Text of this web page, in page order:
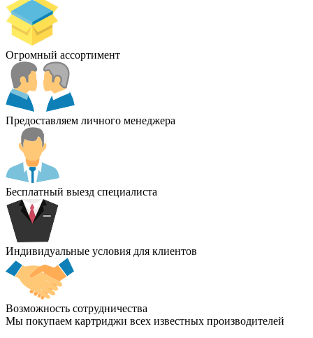
Огромный ассортимент
Предоставляем личного менеджера
Бесплатный выезд специалиста
Индивидуальные условия для клиентов
Возможность сотрудничества
Мы покупаем картриджи всех известных производителей